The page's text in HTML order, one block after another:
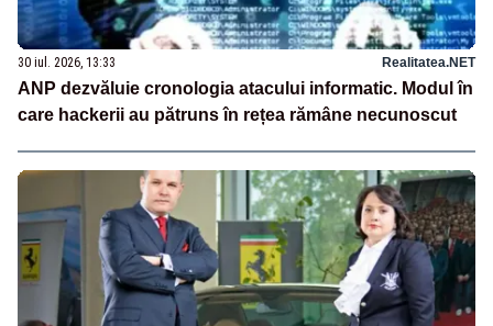
30 iul. 2026, 13:33 Realitatea.NET
ANP dezvăluie cronologia atacului informatic. Modul în
care hackerii au pătruns în rețea rămâne necunoscut